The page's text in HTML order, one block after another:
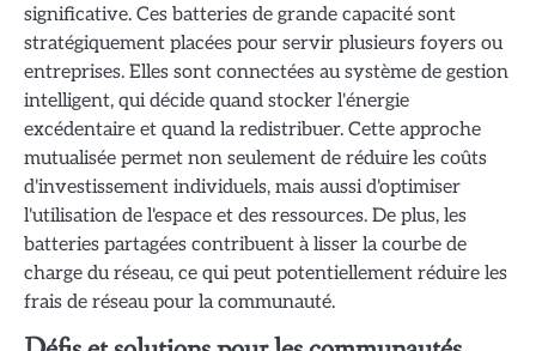
significative. Ces batteries de grande capacité sont
stratégiquement placées pour servir plusieurs foyers ou
entreprises. Elles sont connectées au système de gestion
intelligent, qui décide quand stocker l'énergie
excédentaire et quand la redistribuer. Cette approche
mutualisée permet non seulement de réduire les coûts
d'investissement individuels, mais aussi d'optimiser
l'utilisation de l'espace et des ressources. De plus, les
batteries partagées contribuent à lisser la courbe de
charge du réseau, ce qui peut potentiellement réduire les
frais de réseau pour la communauté.